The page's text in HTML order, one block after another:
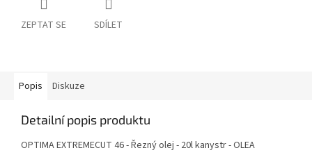
ZEPTAT SE SDÍLET
Popis Diskuze
Detailní popis produktu
OPTIMA EXTREMECUT 46 - Řezný olej - 20l kanystr - OLEA